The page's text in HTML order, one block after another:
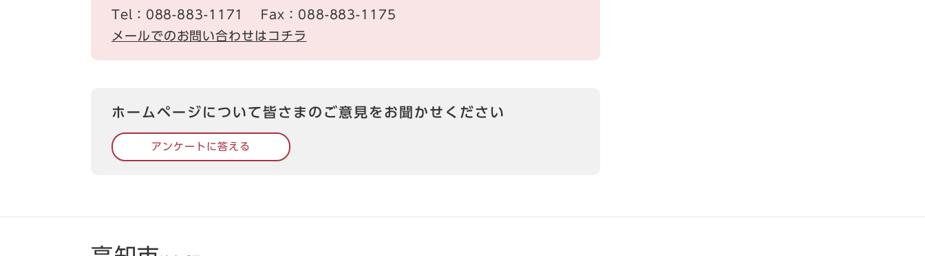
Tel：088-883-1171
Fax：088-883-1175
メールでのお問い合わせはコチラ
ホームページについて皆さまのご意見をお聞かせください
アンケートに答える